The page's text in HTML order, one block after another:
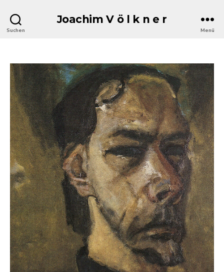
Suchen
Joachim V ö l k n e r
Menü